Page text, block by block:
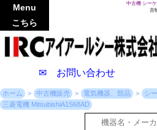
中古機 シー
古
✉ お問い合わせ
Menu
こちら
ホーム 中古機販売 電気機器、部品
シ
三菱電機 MitsubishiA1S68AD